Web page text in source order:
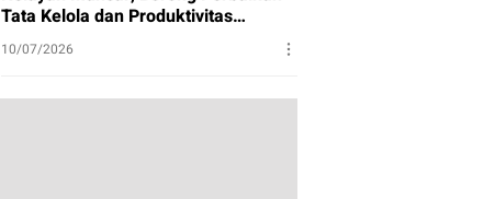
Tata Kelola dan Produktivitas
Perikanan
10/07/2026